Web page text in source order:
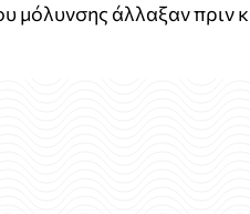
μόλυνσης άλλαξαν πριν